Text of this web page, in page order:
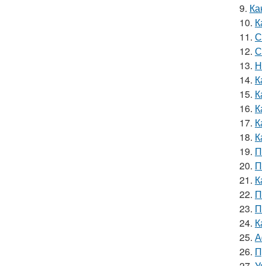
9.
10.
11.
12.
13.
14.
15.
16.
17.
18.
19.
20.
21.
22.
23.
24.
25.
26.